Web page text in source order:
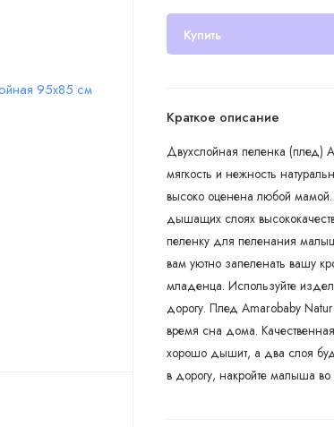
Купить
Краткое описание
Двухслойная пеленка (плед)
мягкость и нежность
высоко оценена любой
дышащих слоях
пеленку для пеленания
вам уютно запеленать вашу
младенца. Используйте
дорогу. Плед Amarobaby
время сна дома.
хорошо дышит, а два слоя
в дорогу, накройте малыша во